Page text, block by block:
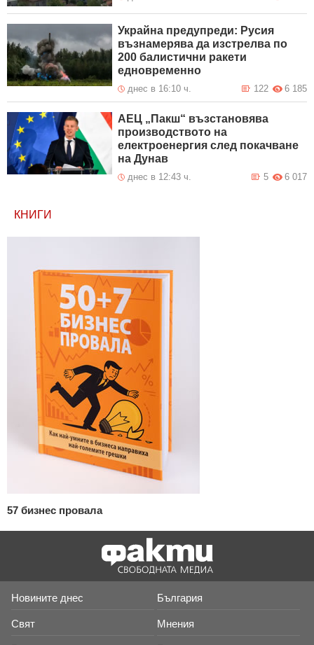
Украйна предупреди: Русия
възнамерява да изстрелва по
200 балистични ракети
едновременно
днес в 16:10 ч. 6 185
122
АЕЦ „Пакш“ възстановява
производството на
електроенергия след покачване
на Дунав
днес в 12:43 ч. 6 017
5
КНИГИ
57 бизнес провала
Новините днес България
Свят Мнения